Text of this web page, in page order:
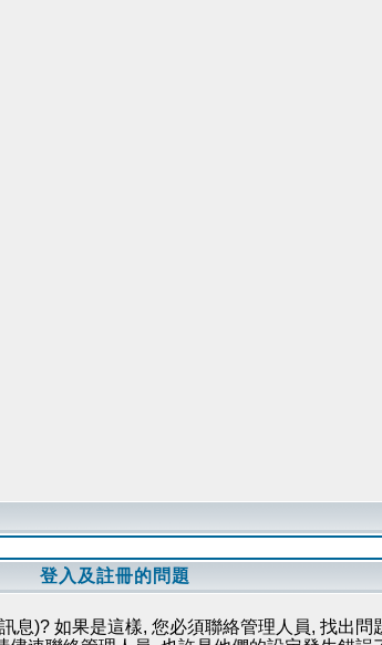
登入及註冊的問題
)? 如果是這樣, 您必須聯絡管理人員, 找出